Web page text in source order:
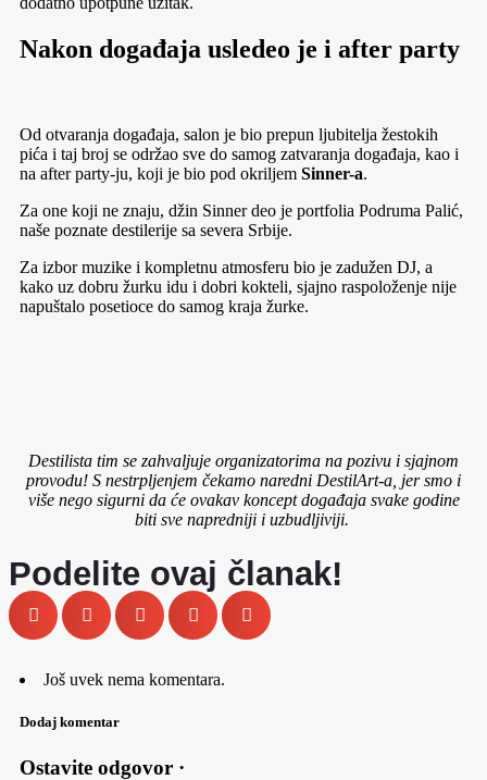
Nakon događaja usledeo je i after party
Od otvaranja događaja, salon je bio prepun ljubitelja žestokih
pića i taj broj se održao sve do samog zatvaranja događaja, kao i
na after party-ju, koji je bio pod okriljem Sinner-a.
Za one koji ne znaju, džin Sinner deo je portfolia Podruma Palić,
naše poznate destilerije sa severa Srbije.
Za izbor muzike i kompletnu atmosferu bio je zadužen DJ, a
kako uz dobru žurku idu i dobri kokteli, sjajno raspoloženje nije
napuštalo posetioce do samog kraja žurke.
Destilista tim se zahvaljuje organizatorima na pozivu i sjajnom
provodu! S nestrpljenjem čekamo naredni DestilArt-a, jer smo i
više nego sigurni da će ovakav koncept događaja svake godine
biti sve napredniji i uzbudljiviji.
Podelite ovaj članak!
Još uvek nema komentara.
Dodaj komentar
Ostavite odgovor ·